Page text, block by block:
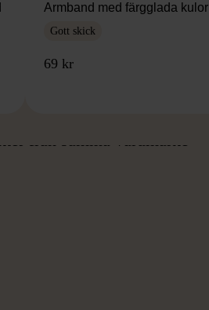
Armband med färgglada kulor
Gott skick
69 kr